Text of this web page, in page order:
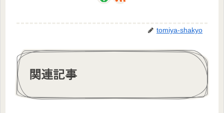
tomiya-shakyo
関連記事